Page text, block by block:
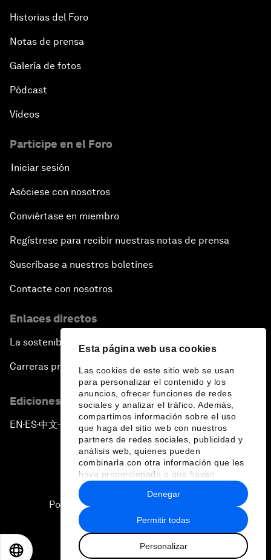
Esta página web usa cookies
Las cookies de este sitio web se usan
para personalizar el contenido y los
anuncios, ofrecer funciones de redes
sociales y analizar el tráfico. Además,
compartimos información sobre el uso
que haga del sitio web con nuestros
partners de redes sociales, publicidad y
análisis web, quienes pueden
combinarla con otra información que les
haya proporcionado o que hayan
recopilado a partir del uso que haya
hecho de sus servicios.
Permitir todas
Personalizar
Denegar
Historias del Foro
Notas de prensa
Galería de fotos
Pódcast
Vídeos
Participe en el Foro
Iniciar sesión
Asóciese con nosotros
Conviértase en miembro
Regístrese para recibir nuestras notas de prensa
Suscríbase a nuestros boletines
Contacte con nosotros
Enlaces directos
La sostenibilidad en el Foro
Carreras profesionales
Ediciones en otros idiomas
EN ▪ES▪中文▪ 日本語
Política de privacidad y normas de uso
Sitemap
2026 Foro Económico Mundial